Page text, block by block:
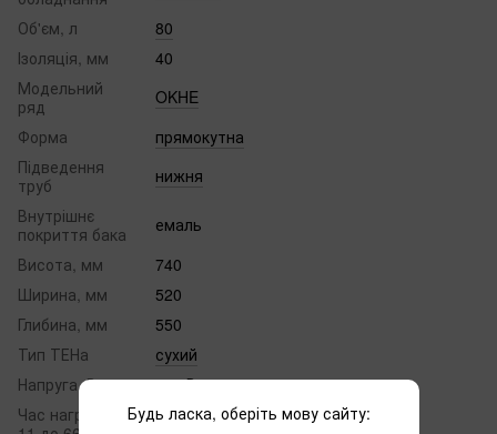
Об'єм, л
80
Ізоляція, мм
40
Модельний
ряд
OKHE
Форма
прямокутна
Підведення
труб
нижня
Внутрішнє
покриття бака
емаль
Висота, мм
740
Ширина, мм
520
Глибина, мм
550
Тип ТЕНа
сухий
Напруга, В
220 В
Час нагріву від
126
Будь ласка, оберіть мову сайту: